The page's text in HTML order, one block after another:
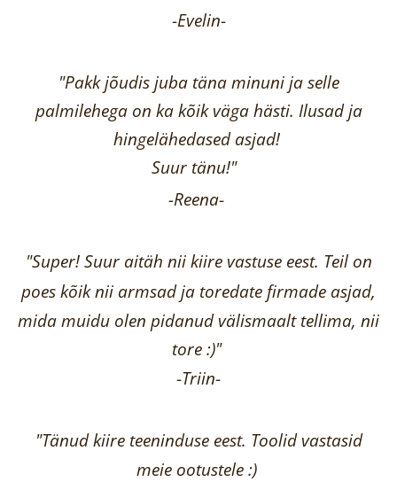
-Evelin-
"Pakk jõudis juba täna minuni ja selle
palmilehega on ka kõik väga hästi. Ilusad ja
hingelähedased asjad!
Suur tänu!"
-Reena-
"Super! Suur aitäh nii kiire vastuse eest. Teil on
poes kõik nii armsad ja toredate firmade asjad,
mida muidu olen pidanud välismaalt tellima, nii
tore :)"
-Triin-
"Tänud kiire teeninduse eest. Toolid vastasid
meie ootustele :)